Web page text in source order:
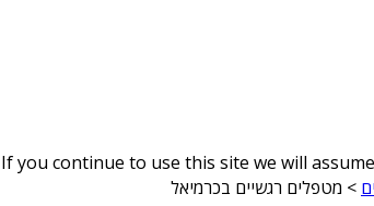
you continue to use this site we will
> מטפלים רגשיים בכרמיאל